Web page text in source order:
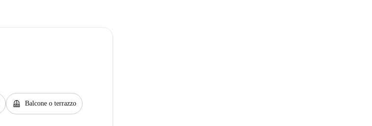
balcony Balcone o terrazzo